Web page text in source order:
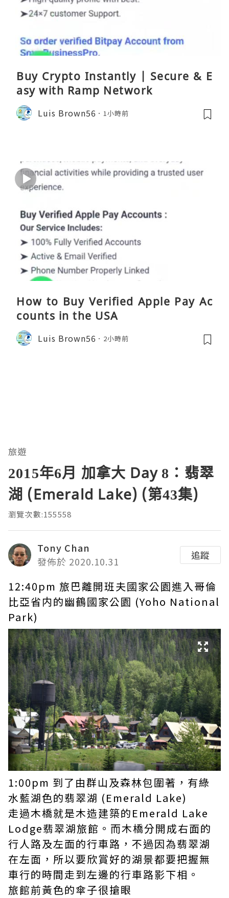
Buy Crypto Instantly | Secure & E
asy with Ramp Network
Luis Brown56 1小時前
How to Buy Verified Apple Pay Ac
counts in the USA
Luis Brown56 2小時前
旅遊
2015年6月 加拿大 Day 8：翡翠
湖 (Emerald Lake) (第43集)
瀏覽次數:155558
Tony Chan
發佈於 2020.10.31
追蹤
12:40pm 旅巴離開班夫國家公園進入哥倫
比亞省内的幽鶴國家公園 (Yoho National
Park)
1:00pm 到了由群山及森林包圍著，有綠
水藍湖色的翡翠湖 (Emerald Lake)
走過木橋就是木造建築的Emerald Lake
Lodge翡翠湖旅館。而木橋分開成右面的
行人路及左面的行車路，不過因為翡翠湖
在左面，所以要欣賞好的湖景都要把握無
車行的時間走到左邊的行車路影下相。
旅館前黃色的傘子很搶眼